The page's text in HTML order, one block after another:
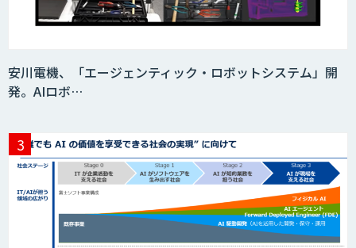
安川電機、「エージェンティック・ロボットシステム」開
発。AIロボ…